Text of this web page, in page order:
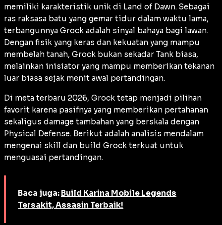
memiliki karakteristik unik di Land of Dawn. Sebagai
ras raksasa batu yang gemar tidur dalam waktu lama,
terbangunnya Grock adalah sinyal bahaya bagi lawan.
Dengan fisik yang keras dan kekuatan yang mampu
membelah tanah, Grock bukan sekadar Tank biasa,
melainkan inisiator yang mampu memberikan tekanan
luar biasa sejak menit awal pertandingan.
Di meta terbaru 2026, Grock tetap menjadi pilihan
favorit karena pasifnya yang memberikan pertahanan
sekaligus damage tambahan yang berskala dengan
Physical Defense. Berikut adalah analisis mendalam
mengenai skill dan build Grock terkuat untuk
menguasai pertandingan.
Baca juga: Build Karina Mobile Legends
Tersakit, Assasin Terbaik!